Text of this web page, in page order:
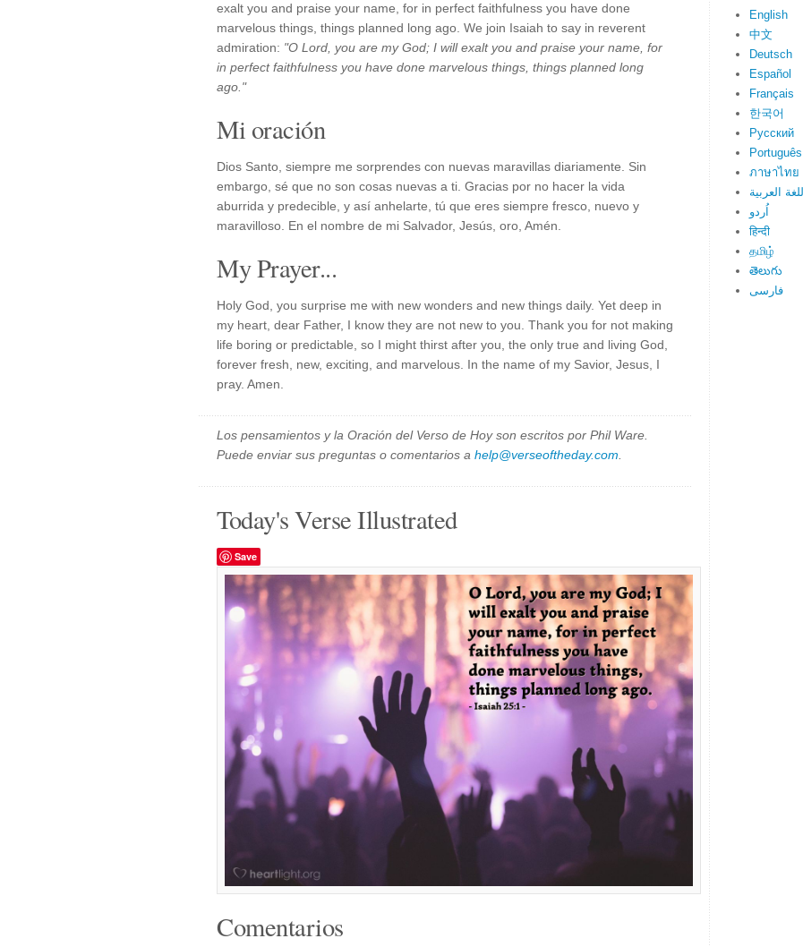
exalt you and praise your name, for in perfect faithfulness you have done
marvelous things, things planned long ago. We join Isaiah to say in reverent
admiration: "O Lord, you are my God; I will exalt you and praise your name, for
in perfect faithfulness you have done marvelous things, things planned long
ago."
Mi oración
Dios Santo, siempre me sorprendes con nuevas maravillas diariamente. Sin
embargo, sé que no son cosas nuevas a ti. Gracias por no hacer la vida
aburrida y predecible, y así anhelarte, tú que eres siempre fresco, nuevo y
maravilloso. En el nombre de mi Salvador, Jesús, oro, Amén.
My Prayer...
Holy God, you surprise me with new wonders and new things daily. Yet deep in
my heart, dear Father, I know they are not new to you. Thank you for not making
life boring or predictable, so I might thirst after you, the only true and living God,
forever fresh, new, exciting, and marvelous. In the name of my Savior, Jesus, I
pray. Amen.
Los pensamientos y la Oración del Verso de Hoy son escritos por Phil Ware.
Puede enviar sus preguntas o comentarios a help@verseoftheday.com
Today's Verse Illustrated
Save
Comentarios
English
中文
Deutsch
Español
Français
한국어
Русский
Português
ภาษาไทย
العربية
اُردو
हिन्दी
தமிழ்
తెలుగు
فارسی